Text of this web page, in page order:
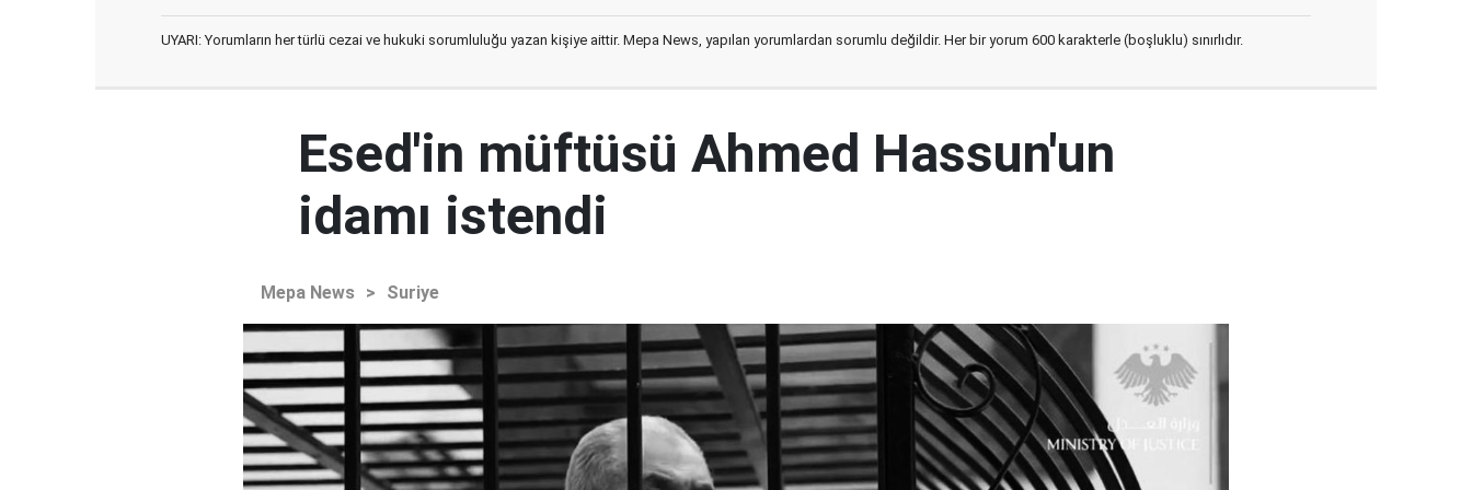
UYARI: Yorumların her türlü cezai ve hukuki sorumluluğu yazan kişiye aittir. Mepa News, yapılan yorumlardan sorumlu değildir. Her bir yorum 600 karakterle (boşluklu) sınırlıdır.
Esed'in müftüsü Ahmed Hassun'un
idamı istendi
Mepa News > Suriye